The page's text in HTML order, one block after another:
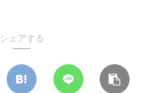
シェアする